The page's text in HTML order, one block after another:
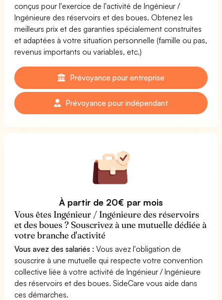
conçus pour l'exercice de l'activité de Ingénieur /
Ingénieure des réservoirs et des boues. Obtenez les
meilleurs prix et des garanties spécialement construites
et adaptées à votre situation personnelle (famille ou pas,
revenus importants ou variables, etc.)
Prévoyance pour entreprise
Prévoyance pour indépendant
À partir de 20€ par mois
Vous êtes Ingénieur / Ingénieure des réservoirs
et des boues ? Souscrivez à une mutuelle dédiée à
votre branche d'activité
Vous avez des salariés : Vous avez l'obligation de
souscrire à une mutuelle qui respecte votre convention
collective liée à votre activité de Ingénieur / Ingénieure
des réservoirs et des boues. SideCare vous aide dans
ces démarches.